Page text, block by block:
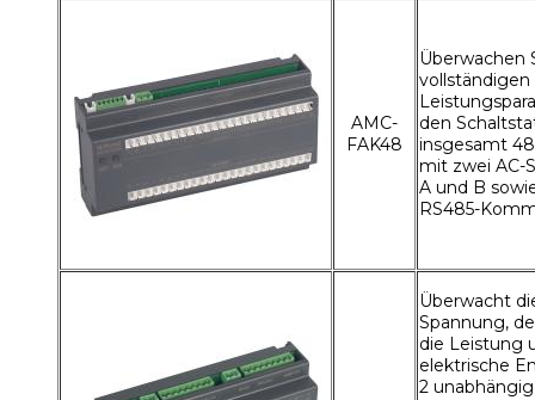
AMC-
FAK48
Überwachen
vollständigen
den
insgesamt
mit zwei AC-
A und B
RS485-
Überwacht
Spannung,
die Leistung
elektrische
2